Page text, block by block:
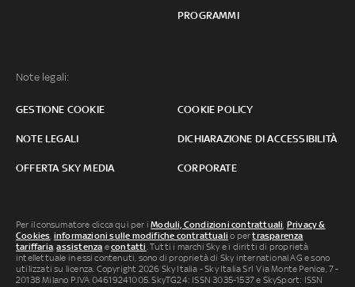
PROGRAMMI
Note legali:
GESTIONE COOKIE COOKIE POLICY
NOTE LEGALI DICHIARAZIONE DI ACCESSIBILITÀ
OFFERTA SKY MEDIA CORPORATE
Per il consumatore clicca qui per iModuli, Condizioni contrattuali, Privacy &
Cookies, informazioni sulle modifiche contrattuali o pertrasparenza
tariffaria,assistenza econtatti. Tutti i marchi Sky e i diritti di proprietà
intellettuale in essi contenuti, sono di proprietà di Sky international AG e sono
utilizzati su licenza. Copyright 2026 Sky Italia - Sky Italia Srl Via Monte Penice, 7 -
20138 Milano P.IVA 04619241005. SkyTG24: ISSN 3035-1537 e SkySport: ISSN